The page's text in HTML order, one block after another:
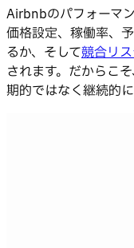
Airbnbのパフォーマ
価格設定、稼働率、
るか、そして競合リ
されます。だからこ
期的ではなく継続的に